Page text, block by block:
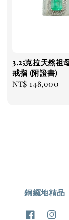
3.25克拉天然祖
戒指 (附證書)
Regular
NT$ 148,000
銅鑼地精品